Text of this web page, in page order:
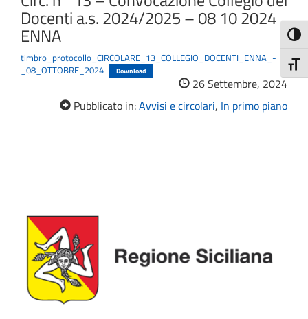
Docenti a.s. 2024/2025 – 08 10 2024
ENNA
timbro_protocollo_CIRCOLARE_13_COLLEGIO_DOCENTI_ENNA_-
_08_OTTOBRE_2024
Download
26 Settembre, 2024
Pubblicato in:Avvisi e circolari, In primo piano